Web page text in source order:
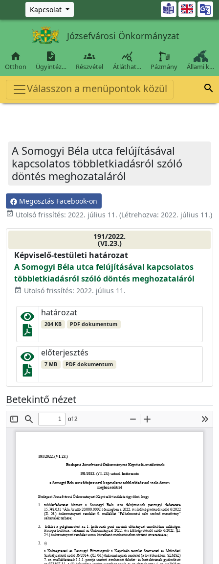
Ugrás a fő tartalomra
Kapcsolat 
Józsefvárosi Önkormányzat

Otthon

Ügyintéz…

Részvétel

Átláthat… Pázmány Állami k…
Válasszon a menüpontok közül 
A Somogyi Béla utca felújításával
kapcsolatos többletkiadásról szóló
döntés meghozataláról
Megosztás Facebook-on
event_available Utolsó frissítés: 2022. július 11. (Létrehozva: 2022. július 11.)
191/2022.
(VI.23.)
Képviselő-testületi határozat
A Somogyi Béla utca felújításával kapcsolatos
többletkiadásról szóló döntés meghozataláról
event_available Utolsó frissítés: 2022. július 11.
határozat
204 KB PDF dokumentum
előterjesztés
7 MB PDF dokumentum
Betekintő nézet